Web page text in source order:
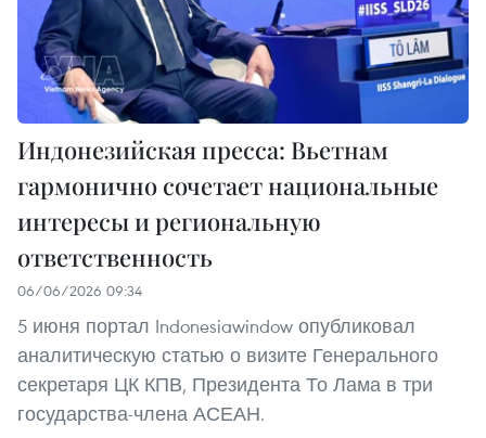
Индонезийская пресса: Вьетнам
гармонично сочетает национальные
интересы и региональную
ответственность
06/06/2026 09:34
5 июня портал Indonesiawindow опубликовал
аналитическую статью о визите Генерального
секретаря ЦК КПВ, Президента То Лама в три
государства-члена АСЕАН.